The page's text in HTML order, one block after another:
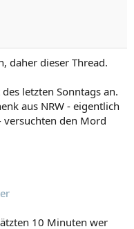
daher dieser Thread.
letzten Sonntags an.
aus NRW - eigentlich
versuchten den Mord
10 Minuten wer